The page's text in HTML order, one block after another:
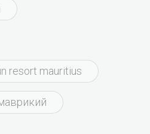
resort mauritius